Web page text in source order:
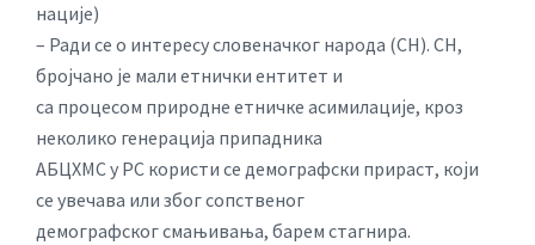
нације)
– Ради се о интересу словеначког народа (СН). СН,
бројчано је мали етнички ентитет и
са процесом природне етничке асимилације, кроз
неколико генерација припадника
АБЦХМС у РС користи се демографски прираст, који
се увечава или због сопственог
демографског смањивања, барем стагнира.